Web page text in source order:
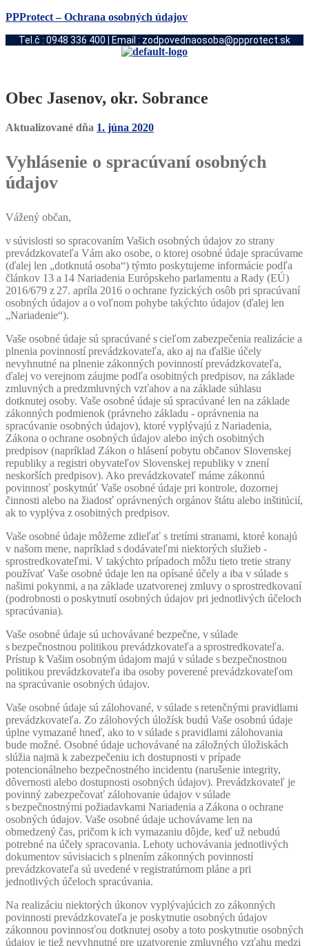
PPProtect – Ochrana osobných údajov
Tel.č : 0948 336 400 | Email : zodpovednaosoba@ppprotect.sk
Obec Jasenov, okr. Sobrance
Aktualizované dňa 1. júna 2020
Vyhlásenie o spracúvaní osobných
údajov
Vážený občan,
v súvislosti so spracovaním Vašich osobných údajov zo strany
prevádzkovateľa Vám ako osobe, o ktorej osobné údaje spracúvame
(ďalej len „dotknutá osoba“) týmto poskytujeme informácie podľa
článkov 13 a 14 Nariadenia Európskeho parlamentu a Rady (EÚ)
2016/679 z 27. apríla 2016 o ochrane fyzických osôb pri spracúvaní
osobných údajov a o voľnom pohybe takýchto údajov (ďalej len
„Nariadenie“).
Vaše osobné údaje sú spracúvané s cieľom zabezpečenia realizácie a
plnenia povinností prevádzkovateľa, ako aj na ďalšie účely
nevyhnutné na plnenie zákonných povinností prevádzkovateľa,
ďalej vo verejnom záujme podľa osobitných predpisov, na základe
zmluvných a predzmluvných vzťahov a na základe súhlasu
dotknutej osoby. Vaše osobné údaje sú spracúvané len na základe
zákonných podmienok (právneho základu - oprávnenia na
spracúvanie osobných údajov), ktoré vyplývajú z Nariadenia,
Zákona o ochrane osobných údajov alebo iných osobitných
predpisov (napríklad Zákon o hlásení pobytu občanov Slovenskej
republiky a registri obyvateľov Slovenskej republiky v znení
neskorších predpisov). Ako prevádzkovateľ máme zákonnú
povinnosť poskytnúť Vaše osobné údaje pri kontrole, dozornej
činnosti alebo na žiadosť oprávnených orgánov štátu alebo inštitúcií,
ak to vyplýva z osobitných predpisov.
Vaše osobné údaje môžeme zdieľať s tretími stranami, ktoré konajú
v našom mene, napríklad s dodávateľmi niektorých služieb -
sprostredkovateľmi. V takýchto prípadoch môžu tieto tretie strany
používať Vaše osobné údaje len na opísané účely a iba v súlade s
našimi pokynmi, a na základe uzatvorenej zmluvy o sprostredkovaní
(podrobnosti o poskytnutí osobných údajov pri jednotlivých účeloch
spracúvania).
Vaše osobné údaje sú uchovávané bezpečne, v súlade
s bezpečnostnou politikou prevádzkovateľa a sprostredkovateľa.
Prístup k Vašim osobným údajom majú v súlade s bezpečnostnou
politikou prevádzkovateľa iba osoby poverené prevádzkovateľom
na spracúvanie osobných údajov.
Vaše osobné údaje sú zálohované, v súlade s retenčnými pravidlami
prevádzkovateľa. Zo zálohových úložísk budú Vaše osobnú údaje
úplne vymazané hneď, ako to v súlade s pravidlami zálohovania
bude možné. Osobné údaje uchovávané na záložných úložiskách
slúžia najmä k zabezpečeniu ich dostupnosti v prípade
potencionálneho bezpečnostného incidentu (narušenie integrity,
dôvernosti alebo dostupnosti osobných údajov). Prevádzkovateľ je
povinný zabezpečovať zálohovanie údajov v súlade
s bezpečnostnými požiadavkami Nariadenia a Zákona o ochrane
osobných údajov. Vaše osobné údaje uchovávame len na
obmedzený čas, pričom k ich vymazaniu dôjde, keď už nebudú
potrebné na účely spracovania. Lehoty uchovávania jednotlivých
dokumentov súvisiacich s plnením zákonných povinností
prevádzkovateľa sú uvedené v registratúrnom pláne a pri
jednotlivých účeloch spracúvania.
Na realizáciu niektorých úkonov vyplývajúcich zo zákonných
povinnosti prevádzkovateľa je poskytnutie osobných údajov
zákonnou povinnosťou dotknutej osoby a toto poskytnutie osobných
údajov je tiež nevyhnutné pre uzatvorenie zmluvného vzťahu medzi